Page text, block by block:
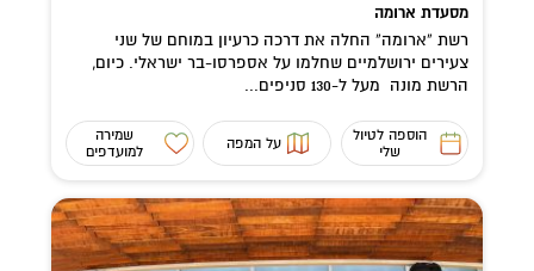
מסעדת ארומה
רשת “ארומה” החלה את דרכה כרעיון במוחם של שני
צעירים ירושלמיים שחלמו על אספרסו-בר ישראלי. כיום,
הרשת מונה מעל ל-130 סניפים...
הוספה לטיול
שלי
על המפה
שמירה
למועדפים